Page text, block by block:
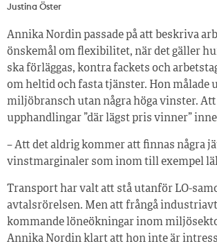
Justina Öster
Annika Nordin passade på att beskriva
önskemål om flexibilitet, när det gäller
ska förläggas, kontra fackets och
om heltid och fasta tjänster. Hon målade
miljöbransch utan några höga vinster.
upphandlingar ”där lägst pris vinner”
– Att det aldrig kommer att finnas några
vinstmarginaler som inom till exempel
Transport har valt att stå utanför LO-
avtalsrörelsen. Men att frångå
kommande löneökningar inom
Annika Nordin klart att hon inte är